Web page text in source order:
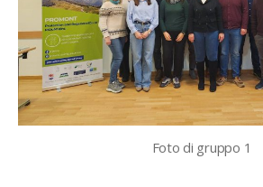
Foto di gruppo 1